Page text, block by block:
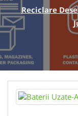
Reciclare